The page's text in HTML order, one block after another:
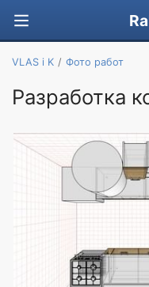
VLAS i K Фото работ
Разработка